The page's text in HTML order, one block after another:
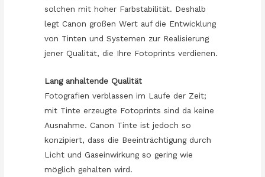
solchen mit hoher Farbstabilität. Deshalb
legt Canon großen Wert auf die Entwicklung
von Tinten und Systemen zur Realisierung
jener Qualität, die Ihre Fotoprints verdienen.
Lang anhaltende Qualität
Fotografien verblassen im Laufe der Zeit;
mit Tinte erzeugte Fotoprints sind da keine
Ausnahme. Canon Tinte ist jedoch so
konzipiert, dass die Beeinträchtigung durch
Licht und Gaseinwirkung so gering wie
möglich gehalten wird.